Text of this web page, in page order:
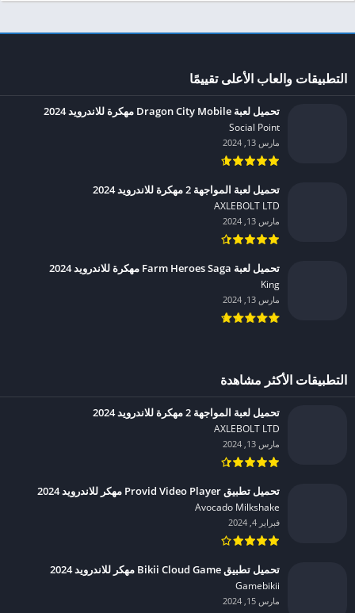
التطبيقات والعاب الأعلى تقييمًا
تحميل لعبة Dragon City Mobile مهكرة للاندرويد 2024
Social Point‏
مارس 13, 2024
تحميل لعبة المواجهة 2 مهكرة للاندرويد 2024
AXLEBOLT LTD‏
مارس 13, 2024
تحميل لعبة Farm Heroes Saga مهكرة للاندرويد 2024
King‏
مارس 13, 2024
التطبيقات الأكثر مشاهدة
تحميل لعبة المواجهة 2 مهكرة للاندرويد 2024
AXLEBOLT LTD‏
مارس 13, 2024
تحميل تطبيق Provid Video Player مهكر للاندرويد 2024
Avocado Milkshake‏
فبراير 4, 2024
تحميل تطبيق Bikii Cloud Game مهكر للاندرويد 2024
Gamebikii‏
مارس 15, 2024